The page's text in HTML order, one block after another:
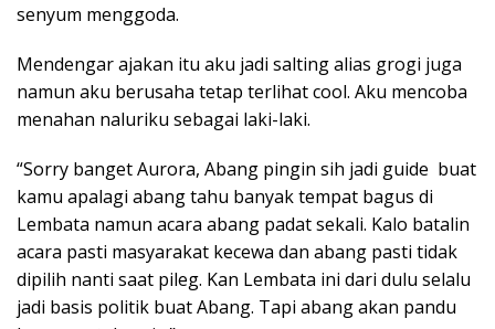
senyum menggoda.
Mendengar ajakan itu aku jadi salting alias grogi juga
namun aku berusaha tetap terlihat cool. Aku mencoba
menahan naluriku sebagai laki-laki.
“Sorry banget Aurora, Abang pingin sih jadi guide buat
kamu apalagi abang tahu banyak tempat bagus di
Lembata namun acara abang padat sekali. Kalo batalin
acara pasti masyarakat kecewa dan abang pasti tidak
dipilih nanti saat pileg. Kan Lembata ini dari dulu selalu
jadi basis politik buat Abang. Tapi abang akan pandu